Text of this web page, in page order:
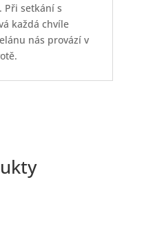
Při setkání s
každá chvíle
nás provází v